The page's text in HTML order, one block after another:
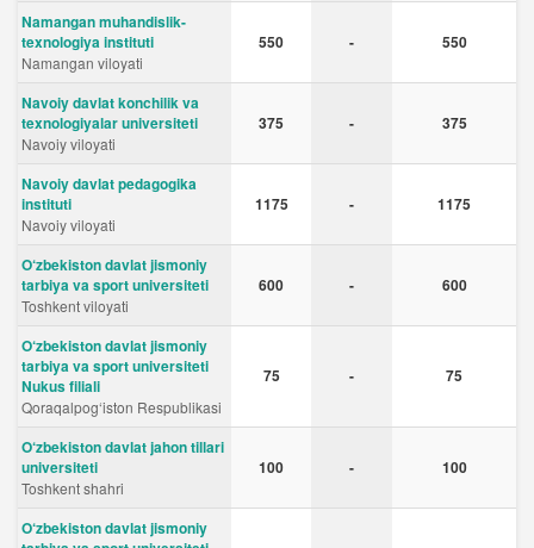
Namangan muhandislik-
texnologiya instituti
Namangan viloyati
550 - 550
Navoiy davlat konchilik va
texnologiyalar universiteti
Navoiy viloyati
375 - 375
Navoiy davlat pedagogika
instituti
Navoiy viloyati
1175 - 1175
O‘zbekiston davlat jismoniy
tarbiya va sport universiteti
Toshkent viloyati
600 - 600
O‘zbekiston davlat jismoniy
tarbiya va sport universiteti
Nukus filiali
Qoraqalpog‘iston Respublikasi
75 - 75
O‘zbekiston davlat jahon tillari
universiteti
Toshkent shahri
100 - 100
O‘zbekiston davlat jismoniy